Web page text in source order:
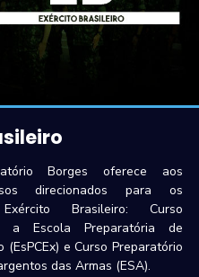
Borges oferece aos
direcionados para os
Brasileiro: Curso
a Escola Preparatória de
(EsPCEx) e Curso Preparatório
das Armas (ESA).